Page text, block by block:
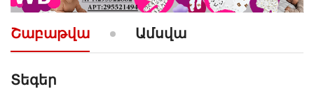
«Լեզվիդ տալու փոխարեն
արտաբերիր այս երկու
նախադասությունը»․ Իշխան
Շաբաթվա Ամսվա
Տեգեր